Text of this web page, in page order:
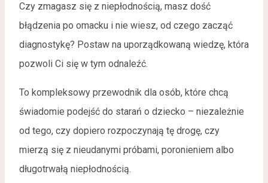
Czy zmagasz się z niepłodnością, masz dość
błądzenia po omacku i nie wiesz, od czego zacząć
diagnostykę? Postaw na uporządkowaną wiedzę, która
pozwoli Ci się w tym odnaleźć.
To kompleksowy przewodnik dla osób, które chcą
świadomie podejść do starań o dziecko – niezależnie
od tego, czy dopiero rozpoczynają tę drogę, czy
mierzą się z nieudanymi próbami, poronieniem albo
długotrwałą niepłodnością.